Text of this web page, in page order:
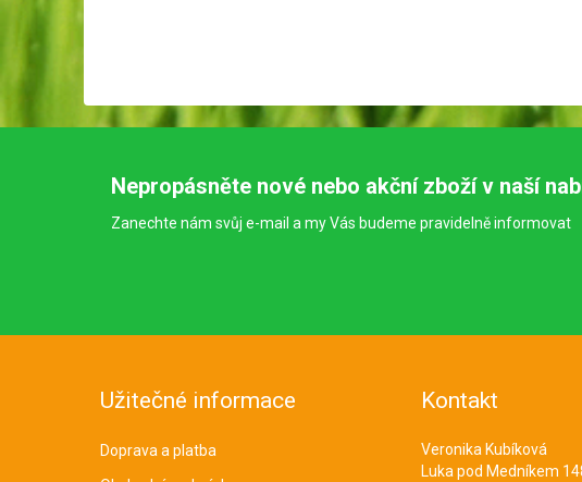
Nepropásněte nové nebo akční zboží v naší
Zanechte nám svůj e-mail a my Vás budeme pravidelně informovat
Užitečné informace
Doprava a platba
Kontakt
Veronika Kubíková
Luka pod Medníkem